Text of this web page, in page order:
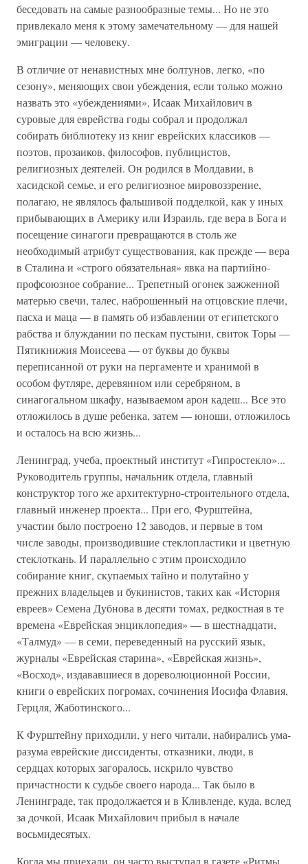
беседовать на самые разнообразные темы... Но не это
привлекало меня к этому замечательному — для нашей
эмиграции — человеку.
В отличие от ненавистных мне болтунов, легко, «по
сезону», меняющих свои убеждения, если только можно
назвать это «убеждениями», Исаак Михайлович в
суровые для еврейства годы собрал и продолжал
собирать библиотеку из книг еврейских классиков —
поэтов, прозаиков, философов, публицистов,
религиозных деятелей. Он родился в Молдавии, в
хасидской семье, и его религиозное мировоззрение,
полагаю, не являлось фальшивой подделкой, как у иных
прибывающих в Америку или Израиль, где вера в Бога и
посещение синагоги превращаются в столь же
необходимый атрибут существования, как прежде — вера
в Сталина и «строго обязательная» явка на партийно-
профсоюзное собрание... Трепетный огонек зажженной
матерью свечи, талес, наброшенный на отцовские плечи,
пасха и маца — в память об избавлении от египетского
рабства и блуждании по пескам пустыни, свиток Торы —
Пятикнижия Моисеева — от буквы до буквы
переписанной от руки на пергаменте и хранимой в
особом футляре, деревянном или серебряном, в
синагогальном шкафу, называемом арон кадеш... Все это
отложилось в душе ребенка, затем — юноши, отложилось
и осталось на всю жизнь...
Ленинград, учеба, проектный институт «Гипростекло»...
Руководитель группы, начальник отдела, главный
конструктор того же архитектурно-строительного отдела,
главный инженер проекта... При его, Фурштейна,
участии было построено 12 заводов, и первые в том
числе заводы, производившие стеклопластики и цветную
стеклоткань. И параллельно с этим происходило
собирание книг, скупаемых тайно и полутайно у
прежних владельцев и букинистов, таких как «История
евреев» Семена Дубнова в десяти томах, редкостная в те
времена «Еврейская энциклопедия» — в шестнадцати,
«Талмуд» — в семи, переведенный на русский язык,
журналы «Еврейская старина», «Еврейская жизнь»,
«Восход», издававшиеся в дореволюционной России,
книги о еврейских погромах, сочинения Иосифа Флавия,
Герцля, Жаботинского...
К Фурштейну приходили, у него читали, набирались ума-
разума еврейские диссиденты, отказники, люди, в
сердцах которых загоралось, искрило чувство
причастности к судьбе своего народа... Так было в
Ленинграде, так продолжается и в Кливленде, куда, вслед
за дочкой, Исаак Михайлович прибыл в начале
восьмидесятых.
Когда мы приехали, он часто выступал в газете «Ритмы